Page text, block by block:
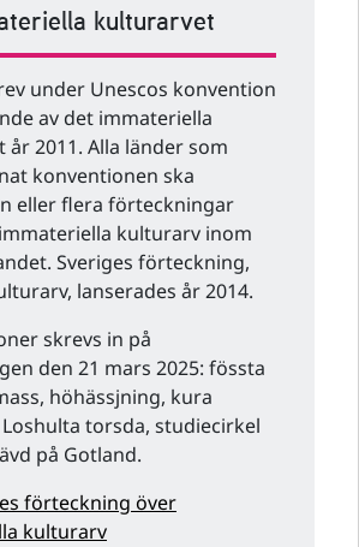
kulturarvet
under Unescos konvention
av det immateriella
2011. Alla länder som
konventionen ska
eller flera förteckningar
kulturarv inom
Sveriges förteckning,
lanserades år 2014.
skrevs in på
den 21 mars 2025: fössta
höhässjning, kura
torsda, studiecirkel
på Gotland.
förteckning över
kulturarv